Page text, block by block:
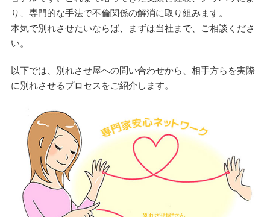
り、専門的な手法で不倫関係の解消に取り組みます。
本気で別れさせたいならば、まずは当社まで、ご相談くださ
い。
以下では、別れさせ屋への問い合わせから、相手方らを実際
に別れさせるプロセスをご紹介します。